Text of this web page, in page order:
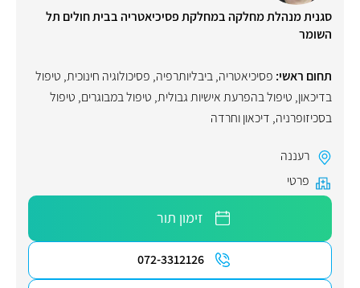
סגנית מנהלת מחלקה במחלקת פסיכיאטריה בבית חולים תל
השומר
תחום ראשי: פסיכיאטריה,ביבליותרפיה, פסיכולוגיה חינוכית, טיפול
בדיכאון, טיפול בהפרעת אישיות גבולית, טיפול במבוגרים, טיפול
בסכיזופרניה, דיכאון וחרדה
רעננה
פרטי
זימון תור
072-3312126